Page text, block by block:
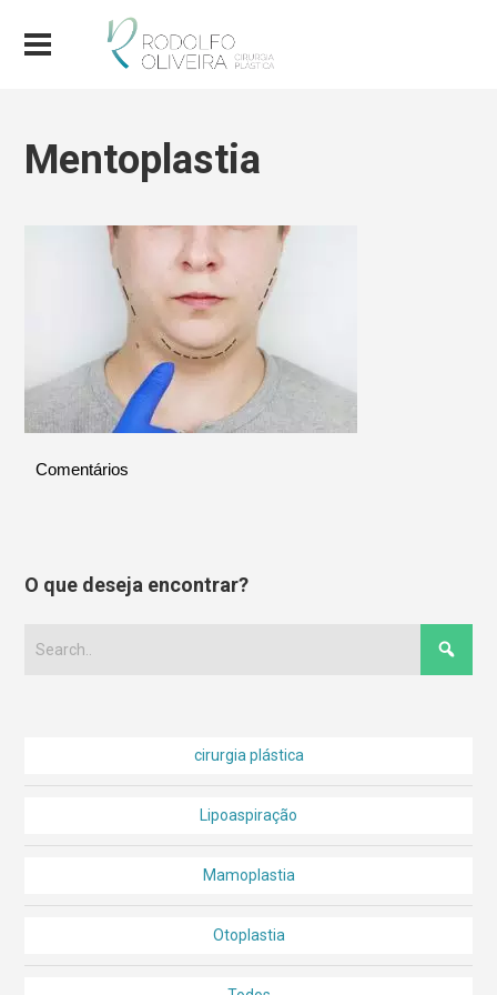
Mentoplastia
Comentários
O que deseja encontrar?
cirurgia plástica
Lipoaspiração
Mamoplastia
Otoplastia